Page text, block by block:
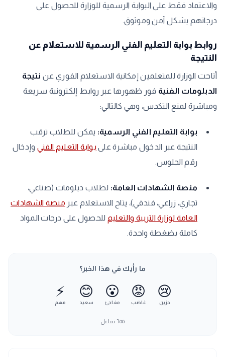
والاعتماد فقط على البوابة الرسمية للوزارة للحصول على
درجاتهم بشكل آمن وموثوق.
​روابط بوابة التعليم الفني الرسمية للاستعلام عن
النتيجة
​أتاحت الوزارة للمتعلمين إمكانية الاستعلام الفوري عن نتيجة
الدبلومات الفنية فور ظهورها عبر روابط إلكترونية سريعة
ومباشرة لمنع التكدس، وهي كالتالي:
بوابة التعليم الفني الرسمية: يمكن للطلاب ترقب
النتيجة عبر الدخول مباشرة على بوابة التعليم الفني وإدخال
رقم الجلوس.
منصة الشهادات العامة: لطلاب دبلومات (صناعي،
تجاري، زراعي، فندقي)، يتاح الاستعلام عبر منصة الشهادات
العامة لوزارة التربية والتعليم للحصول على درجات المواد
كاملة بضغطة واحدة.
ما رأيك في هذا الخبر؟
😢
حزين
😡
غاضب
😮
مفاجئ
😊
سعيد
⚡
مهم
٦٥٥ تفاعل